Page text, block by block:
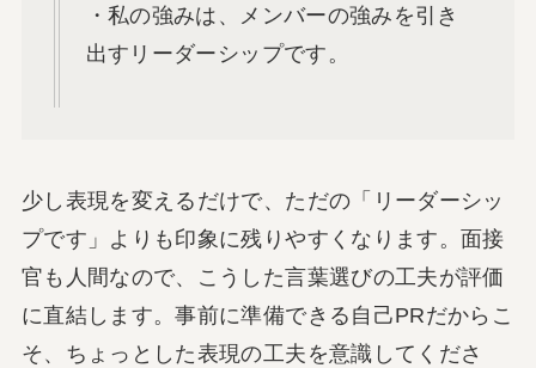
・私の強みは、メンバーの強みを引き
出すリーダーシップです。
少し表現を変えるだけで、ただの「リーダーシッ
プです」よりも印象に残りやすくなります。面接
官も人間なので、こうした言葉選びの工夫が評価
に直結します。事前に準備できる自己PRだからこ
そ、ちょっとした表現の工夫を意識してくださ